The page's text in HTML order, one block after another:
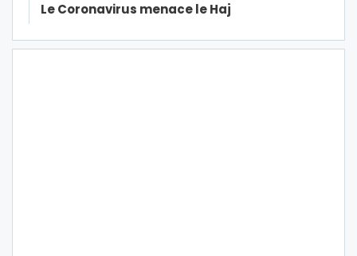
Le Coronavirus menace le Haj